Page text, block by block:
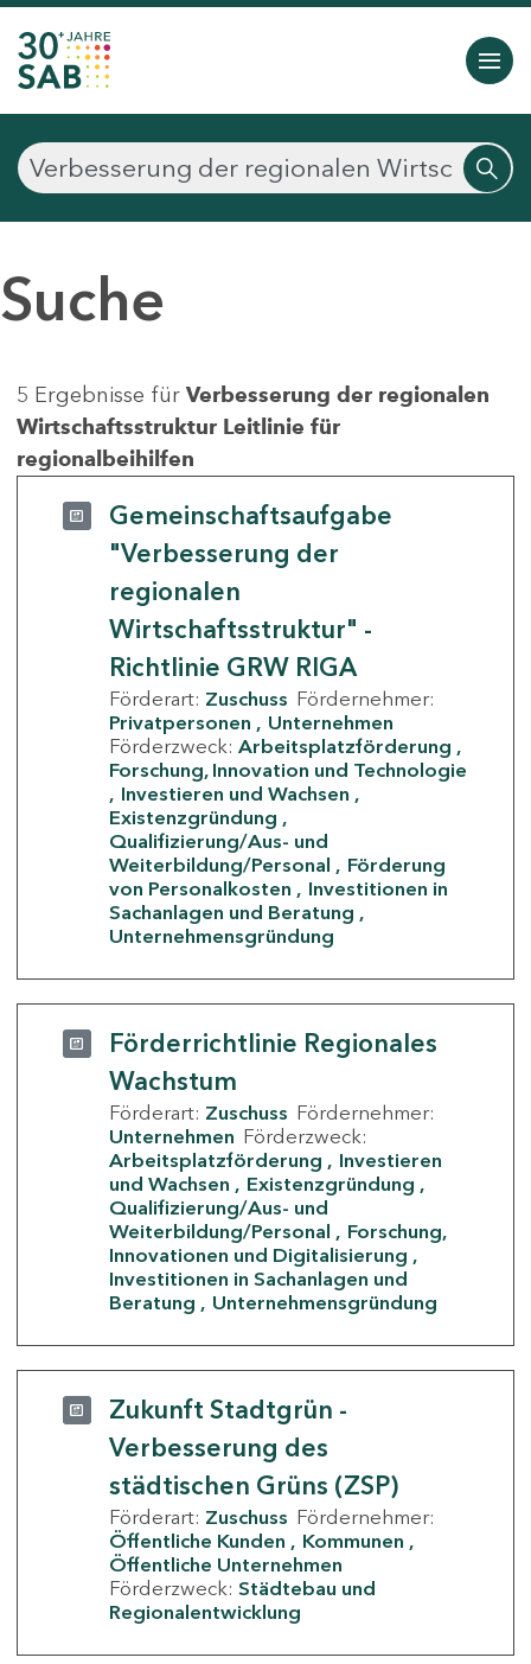
Suche
5 Ergebnisse für Verbesserung der regionalen
Wirtschaftsstruktur Leitlinie für
regionalbeihilfen
Gemeinschaftsaufgabe
"Verbesserung der
regionalen
Wirtschaftsstruktur" -
Richtlinie GRW RIGA
Förderart: Zuschuss Fördernehmer:
Privatpersonen
Unternehmen
Förderzweck: Arbeitsplatzförderung
Forschung, Innovation und Technologie
Investieren und Wachsen
Existenzgründung
Qualifizierung/Aus- und
Weiterbildung/Personal
Förderung
von Personalkosten
Investitionen in
Sachanlagen und Beratung
Unternehmensgründung
Förderrichtlinie Regionales
Wachstum
Förderart: Zuschuss Fördernehmer:
Unternehmen Förderzweck:
Arbeitsplatzförderung
Investieren
und Wachsen
Existenzgründung
Qualifizierung/Aus- und
Weiterbildung/Personal
Forschung,
Innovationen und Digitalisierung
Investitionen in Sachanlagen und
Beratung
Unternehmensgründung
Zukunft Stadtgrün -
Verbesserung des
städtischen Grüns (ZSP)
Förderart: Zuschuss Fördernehmer:
Öffentliche Kunden
Kommunen
Öffentliche Unternehmen
Förderzweck: Städtebau und
Regionalentwicklung